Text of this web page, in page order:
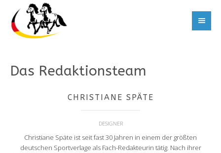
Das Redaktionsteam
CHRISTIANE SPÄTE
DESIGNER
Christiane Späte ist seit fast 30 Jahren in einem der größten
deutschen Sportverlage als Fach-Redakteurin tätig. Nach ihrer